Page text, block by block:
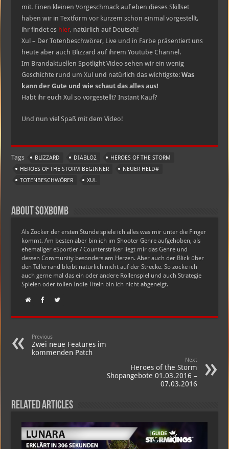
mit. Einen kleinen Vorgeschmack auf eben dieses Skillset
haben wir in Textform vor kurzem schon einmal vorgestellt,
ihr findet es hier, natürlich auf Deutsch!
Xul – Der Totenbeschwörer, Live und in Farbe präsentiert uns
heute aber auch Blizzard auf ihrem Youtube Channel.
Im Brandaktuellen Spotlight Video sehen wir ein wenig
Geschichte rund um Xul und natürlich das wichtigste:Was
kann der Gute und wie schaut das alles aus!
Habt ihr euch Xul so vorgestellt? Instant Kauf?
Und nun viel Spaß mit dem Video!
Tags BLIZZARD DIABLO2
HEROES OF THE STORM
HEROES OF THE STORM BEGINNER
NEUER HELD#
TOTENBESCHWÖRER
XUL
About soxbomb
Als Zocker der ersten Stunde spiele ich alles was mir unter die Finger
kommt. Am besten aber bin ich im Shooter Genre aufgehoben, als
ehemaliger eSportler / Counterstriker liegt mir das Genre und
dessen Community besonders am Herzen. Aber auch der Blick über
den Tellerrand bleibt natürlich nicht auf der Strecke. So zocke ich
auch gerne mal das ein oder andere Rollenspiel und auch Strategie
Spielen oder tollen Indie Titeln bin ich nicht abgeneigt.
Previous
Zwei neue Features im
kommenden Patch
Next
Heroes of the Storm
Shopangebote 01.03.2016 –
07.03.2016
Related Articles